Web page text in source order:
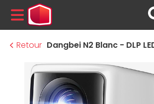
MENU
Retour